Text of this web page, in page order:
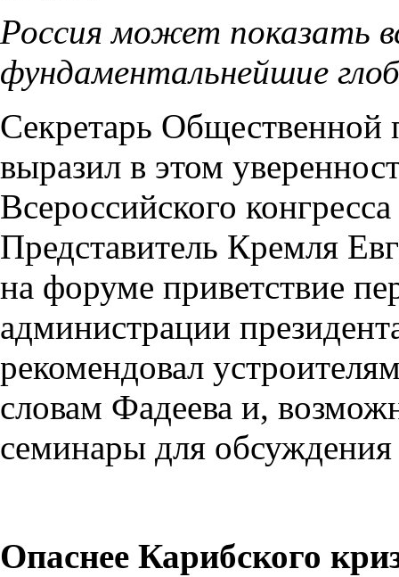
Россия может показать
фундаментальнейшие
Секретарь
выразил в этом
Всероссийского
Представитель Кремля
на форуме приветствие
администрации
рекомендовал
словам Фадеева и,
семинары для
Опаснее Карибского